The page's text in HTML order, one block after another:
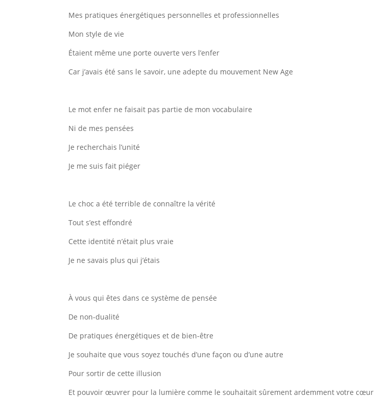
Mes pratiques énergétiques personnelles et professionnelles
Mon style de vie
Étaient même une porte ouverte vers l’enfer
Car j’avais été sans le savoir, une adepte du mouvement New Age
Le mot enfer ne faisait pas partie de mon vocabulaire
Ni de mes pensées
Je recherchais l’unité
Je me suis fait piéger
Le choc a été terrible de connaître la vérité
Tout s’est effondré
Cette identité n’était plus vraie
Je ne savais plus qui j’étais
À vous qui êtes dans ce système de pensée
De non-dualité
De pratiques énergétiques et de bien-être
Je souhaite que vous soyez touchés d’une façon ou d’une autre
Pour sortir de cette illusion
Et pouvoir œuvrer pour la lumière comme le souhaitait sûrement ardemment votre cœur